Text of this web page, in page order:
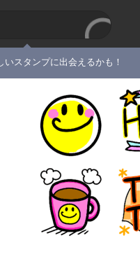
いスタンプに出会えるかも！